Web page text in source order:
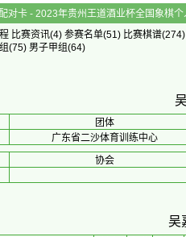
人]的配对卡 - 2023年贵州
比赛资讯(4) 参赛名单(51) 比赛棋谱
(75) 男子甲组(64)
团体
广东省二沙体育训练中心
协会
吴